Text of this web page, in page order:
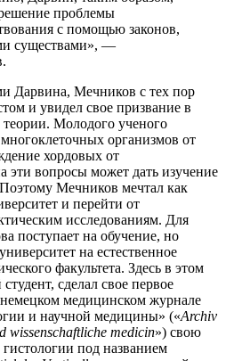
проблемы
с помощью законов,
существами», —
Дарвина, Мечников с тех пор
и увидел свое призвание в
Молодого ученого
организмов от
хордовых от
эти вопросы может дать изучение
Мечников мечтал как
и перейти от
исследованиям. Для
поступает на обучение, но
на естественное
факультета. Здесь в этом
сделал свое первое
медицинском журнале
и научной медицины» («Archiv
wissenschaftliche medicin») свою
под названием